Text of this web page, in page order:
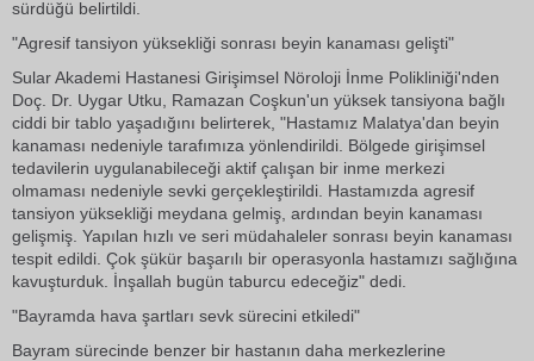
sürdüğü belirtildi.
"Agresif tansiyon yüksekliği sonrası beyin kanaması gelişti"
Sular Akademi Hastanesi Girişimsel Nöroloji İnme Polikliniği'nden
Doç. Dr. Uygar Utku, Ramazan Coşkun'un yüksek tansiyona bağlı
ciddi bir tablo yaşadığını belirterek, "Hastamız Malatya'dan beyin
kanaması nedeniyle tarafımıza yönlendirildi. Bölgede girişimsel
tedavilerin uygulanabileceği aktif çalışan bir inme merkezi
olmaması nedeniyle sevki gerçekleştirildi. Hastamızda agresif
tansiyon yüksekliği meydana gelmiş, ardından beyin kanaması
gelişmiş. Yapılan hızlı ve seri müdahaleler sonrası beyin kanaması
tespit edildi. Çok şükür başarılı bir operasyonla hastamızı sağlığına
kavuşturduk. İnşallah bugün taburcu edeceğiz" dedi.
"Bayramda hava şartları sevk sürecini etkiledi"
Bayram sürecinde benzer bir hastanın daha merkezlerine